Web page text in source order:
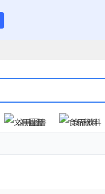
文具圖書 食品飲料